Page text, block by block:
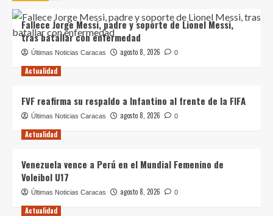
Fallece Jorge Messi, padre y soporte de Lionel Messi,
tras batallar con enfermedad
Últimas Noticias Caracas agosto 8, 2026 0
Actualidad
FVF reafirma su respaldo a Infantino al frente de la FIFA
Últimas Noticias Caracas agosto 8, 2026 0
Actualidad
Venezuela vence a Perú en el Mundial Femenino de
Voleibol U17
Últimas Noticias Caracas agosto 8, 2026 0
Actualidad